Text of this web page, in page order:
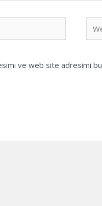
ve web site adresimi